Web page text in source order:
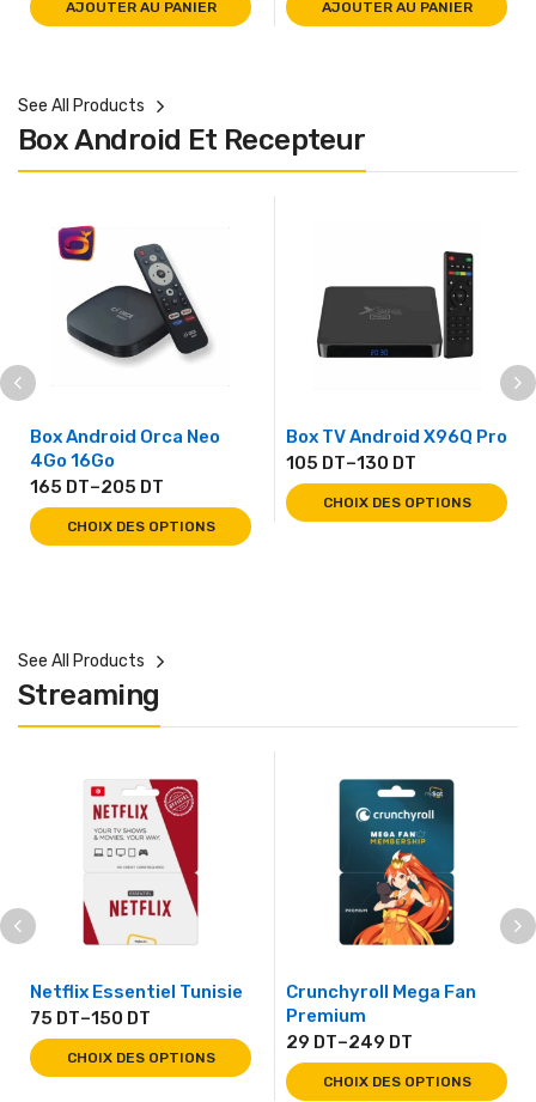
AJOUTER AU PANIER AJOUTER AU PANIER
Box Android Et Recepteur
See All Products
Box Android Orca Neo
4Go 16Go
165 DT–205 DT
CHOIX DES OPTIONS
Box TV Android X96Q Pro
105 DT–130 DT
CHOIX DES OPTIONS
Streaming
See All Products
Netflix Essentiel Tunisie
75 DT–150 DT
CHOIX DES OPTIONS
Crunchyroll Mega Fan
Premium
29 DT–249 DT
CHOIX DES OPTIONS